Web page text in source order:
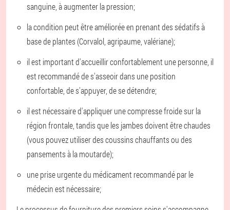
sanguine, à augmenter la pression;
la condition peut être améliorée en prenant des sédatifs à
base de plantes (Corvalol, agripaume, valériane);
il est important d'accueillir confortablement une personne, il
est recommandé de s'asseoir dans une position
confortable, de s'appuyer, de se détendre;
il est nécessaire d'appliquer une compresse froide sur la
région frontale, tandis que les jambes doivent être chaudes
(vous pouvez utiliser des coussins chauffants ou des
pansements à la moutarde);
une prise urgente du médicament recommandé par le
médecin est nécessaire;